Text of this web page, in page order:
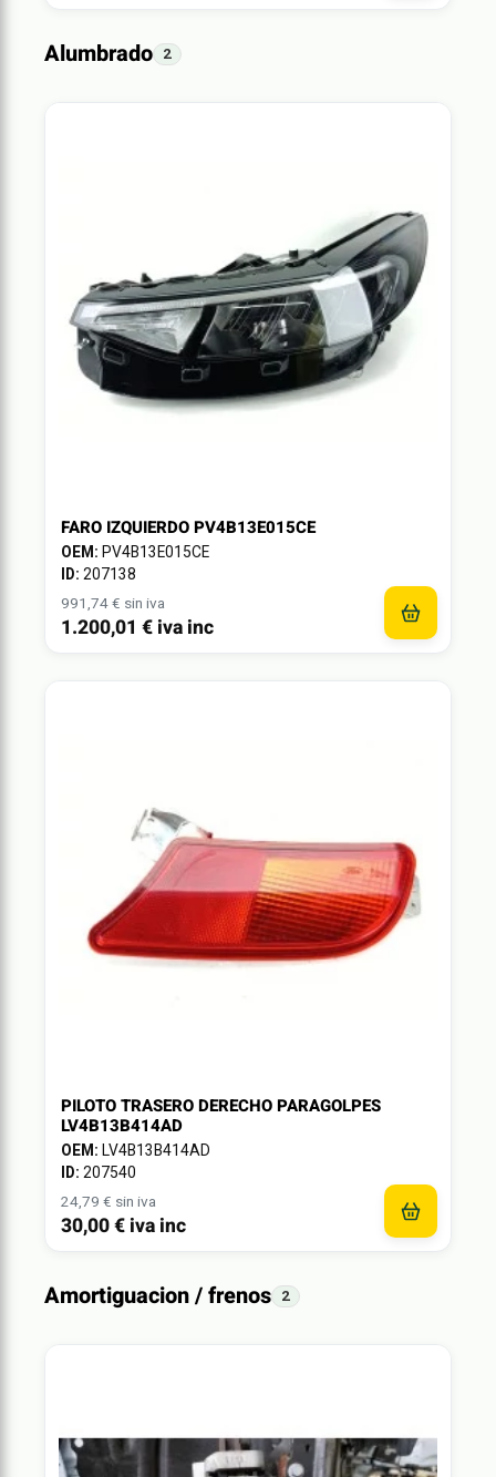
Alumbrado 2
FARO IZQUIERDO PV4B13E015CE
OEM: PV4B13E015CE
ID: 207138
991,74 € sin iva
1.200,01 € iva inc
PILOTO TRASERO DERECHO PARAGOLPES
LV4B13B414AD
OEM: LV4B13B414AD
ID: 207540
24,79 € sin iva
30,00 € iva inc
Amortiguacion / frenos 2